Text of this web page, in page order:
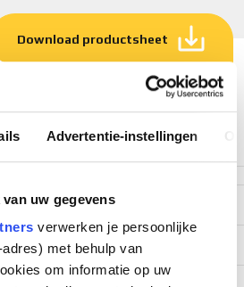
Advertentie-instellingen
uw gegevens
verwerken je persoonlijke
met behulp van
om informatie op uw
Download productsheet